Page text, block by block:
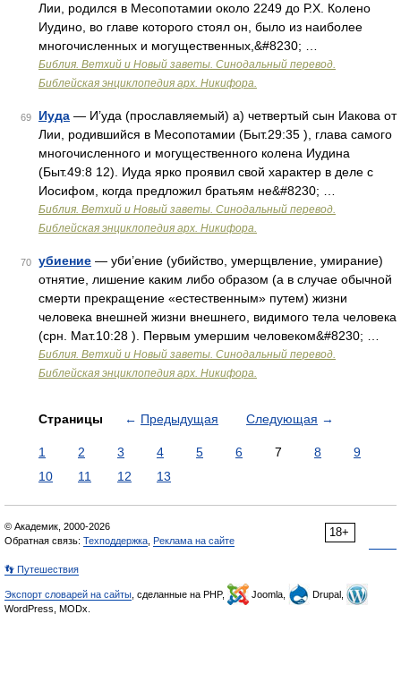
Лии, родился в Месопотамии около 2249 до Р.Х. Колено
Иудино, во главе которого стоял он, было из наиболее
многочисленных и могущественных,&#8230; …
Библия. Ветхий и Новый заветы. Синодальный перевод.
Библейская энциклопедия арх. Никифора.
69 Иуда — И’уда (прославляемый) а) четвертый сын Иакова от
Лии, родившийся в Месопотамии (Быт.29:35 ), глава самого
многочисленного и могущественного колена Иудина
(Быт.49:8 12). Иуда ярко проявил свой характер в деле с
Иосифом, когда предложил братьям не&#8230; …
Библия. Ветхий и Новый заветы. Синодальный перевод.
Библейская энциклопедия арх. Никифора.
70 убиение — уби’ение (убийство, умерщвление, умирание)
отнятие, лишение каким либо образом (а в случае обычной
смерти прекращение «естественным» путем) жизни
человека внешней жизни внешнего, видимого тела человека
(срн. Мат.10:28 ). Первым умершим человеком&#8230; …
Библия. Ветхий и Новый заветы. Синодальный перевод.
Библейская энциклопедия арх. Никифора.
Страницы ← Предыдущая Следующая →
1 2 3 4 5 6 7 8
9
10
11 12 13
18+
© Академик, 2000-2026
Обратная связь: Техподдержка Реклама на сайте
👣 Путешествия
Экспорт словарей на сайты , сделанные на PHP, Joomla,
Drupal,
WordPress, MODx.